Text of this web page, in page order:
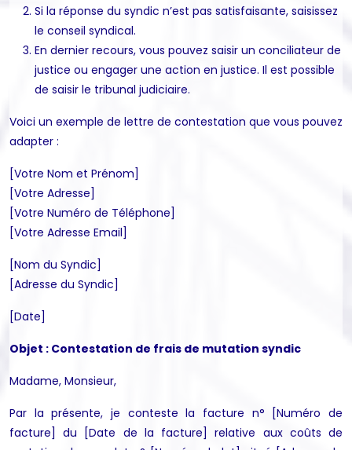
Si la réponse du syndic n’est pas satisfaisante, saisissez
le conseil syndical.
En dernier recours, vous pouvez saisir un conciliateur de
justice ou engager une action en justice. Il est possible
de saisir le tribunal judiciaire.
Voici un exemple de lettre de contestation que vous pouvez
adapter :
[Votre Nom et Prénom]
[Votre Adresse]
[Votre Numéro de Téléphone]
[Votre Adresse Email]
[Nom du Syndic]
[Adresse du Syndic]
[Date]
Objet : Contestation de frais de mutation syndic
Madame, Monsieur,
Par la présente, je conteste la facture n° [Numéro de
facture] du [Date de la facture] relative aux coûts de